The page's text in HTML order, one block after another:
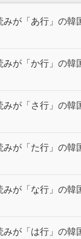
みが「あ行」の韓
みが「か行」の韓
みが「さ行」の韓
みが「た行」の韓
みが「な行」の韓
みが「は行」の韓